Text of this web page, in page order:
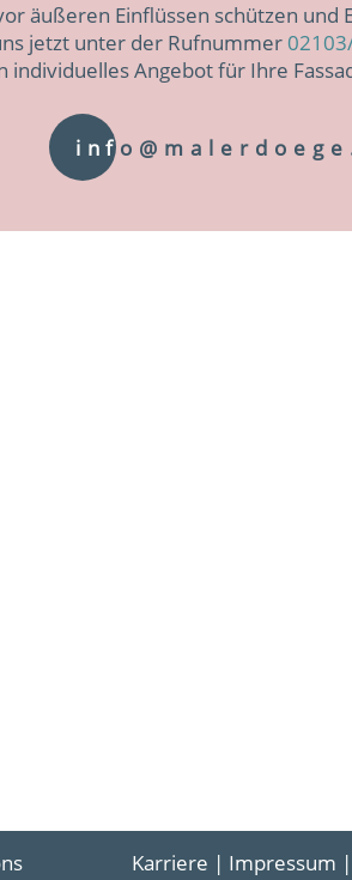
äußeren Einflüssen schützen und
jetzt unter der Rufnummer
individuelles Angebot für Ihre
inf
Karriere | Impressum |